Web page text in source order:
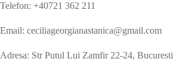
Telefon: +40721 362 211
Email: ceciliageorgianastanica@gmail.com
Adresa: Str Putul Lui Zamfir 22-24, Bucuresti